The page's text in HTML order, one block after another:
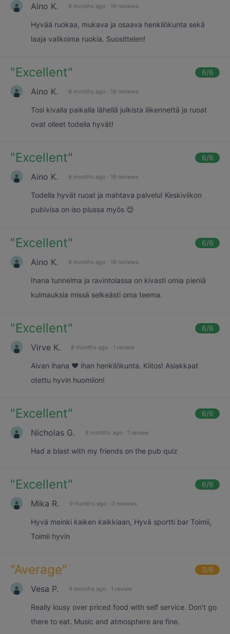
Aino K. 8 months ago · 16 reviews
Hyvää ruokaa, mukava ja osaava henkilökunta sekä
laaja valikoima ruokia. Suosittelen!
"Excellent" 6/6
Aino K. 8 months ago · 16 reviews
Tosi kivalla paikalla lähellä julkista liikennettä ja ruoat
ovat olleet todella hyvät!
"Excellent" 6/6
Aino K. 8 months ago · 16 reviews
Todella hyvät ruoat ja mahtava palvelu! Keskiviikon
pubivisa on iso plussa myös 😊
"Excellent" 6/6
Aino K. 8 months ago · 16 reviews
Ihana tunnelma ja ravintolassa on kivasti omia pieniä
kulmauksia missä selkeästi oma teema.
"Excellent" 6/6
Virve K. 8 months ago · 1 review
Aivan ihana ❤️ ihan henkilökunta. Kiitos! Asiakkaat
otettu hyvin huomiion!
"Excellent" 6/6
Nicholas G. 8 months ago · 1 review
Had a blast with my friends on the pub quiz
"Excellent" 6/6
Mika R. 9 months ago · 3 reviews
Hyvä meinki kaiken kaikkiaan, Hyvä sportti bar Toimii,
Toimii hyvin
"Average" 3/6
Vesa P. 9 months ago · 1 review
Really lousy over priced food with self service. Don't go
there to eat. Music and atmosphere are fine.